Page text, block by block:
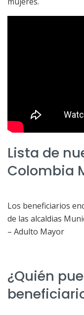
Lista de
Colombia
Los beneficiarios
de las alcaldias
– Adulto Mayor
¿Quién